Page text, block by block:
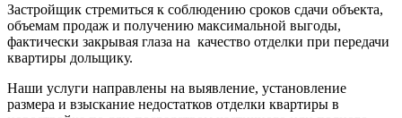
Застройщик стремиться к соблюдению сроков сдачи объекта,
объемам продаж и получению максимальной выгоды,
фактически закрывая глаза на качество отделки при передачи
квартиры дольщику.
Наши услуги направлены на выявление, установление
размера и взыскание недостатков отделки квартиры в